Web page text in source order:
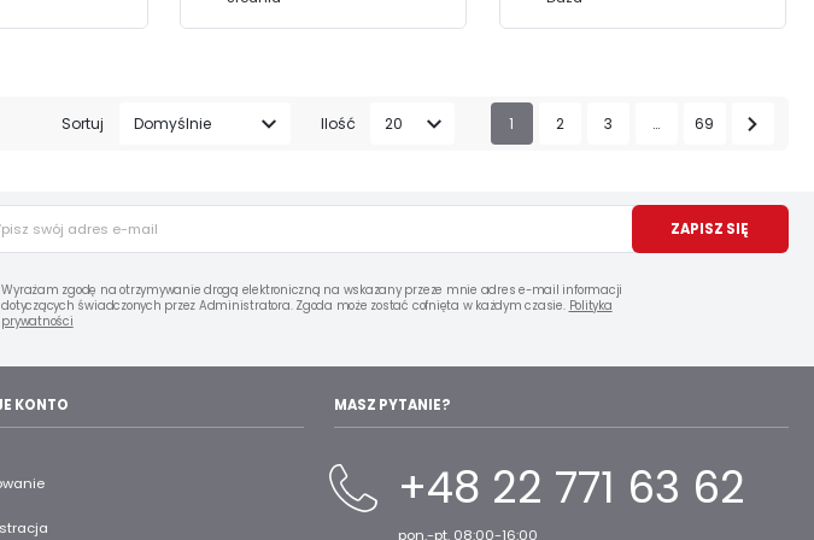
Sortuj Domyślnie Ilość 20 1 2 3 … 69
ZAPISZ SIĘ
Wyrażam zgodę na otrzymywanie drogą elektroniczną na wskazany przeze mnie adres e-mail informacji
dotyczących świadczonych przez Administratora. Zgoda może zostać cofnięta w każdym czasie. Polityka
prywatności
KONTO MASZ PYTANIE?
+48 22 771 63 62
pon.-pt. 08:00-16:00